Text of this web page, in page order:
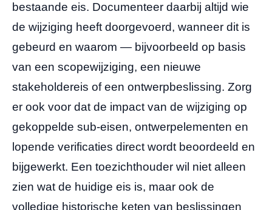
bestaande eis. Documenteer daarbij altijd wie
de wijziging heeft doorgevoerd, wanneer dit is
gebeurd en waarom — bijvoorbeeld op basis
van een scopewijziging, een nieuwe
stakeholdereis of een ontwerpbeslissing. Zorg
er ook voor dat de impact van de wijziging op
gekoppelde sub-eisen, ontwerpelementen en
lopende verificaties direct wordt beoordeeld en
bijgewerkt. Een toezichthouder wil niet alleen
zien wat de huidige eis is, maar ook de
volledige historische keten van beslissingen